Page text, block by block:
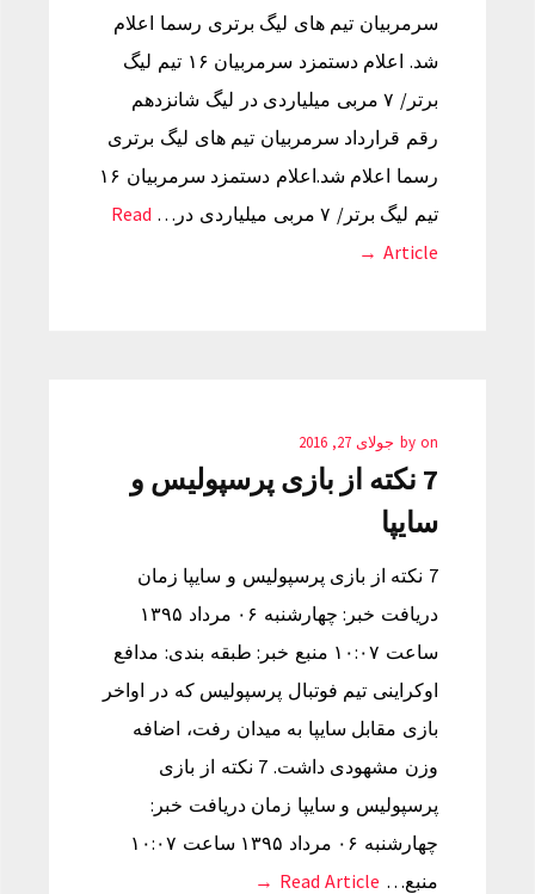
سرمربیان تیم های لیگ برتری رسما اعلام
شد. اعلام دستمزد سرمربیان ۱۶ تیم لیگ
برتر/ ۷ مربی میلیاردی در لیگ شانزدهم
رقم قرارداد سرمربیان تیم های لیگ برتری
رسما اعلام شد.اعلام دستمزد سرمربیان ۱۶
تیم لیگ برتر/ ۷ مربی میلیاردی در…
Read
Article →
by on جولای 27, 2016
7 نکته از بازی پرسپولیس و
سایپا
7 نکته از بازی پرسپولیس و سایپا زمان
دریافت خبر: چهارشنبه ۰۶ مرداد ۱۳۹۵
ساعت ۱۰:۰۷ منبع خبر: طبقه بندی: مدافع
اوکراینی تیم فوتبال پرسپولیس که در اواخر
بازی مقابل سایپا به میدان رفت، اضافه
وزن مشهودی داشت. 7 نکته از بازی
پرسپولیس و سایپا زمان دریافت خبر:
چهارشنبه ۰۶ مرداد ۱۳۹۵ ساعت ۱۰:۰۷
منبع… Read Article →